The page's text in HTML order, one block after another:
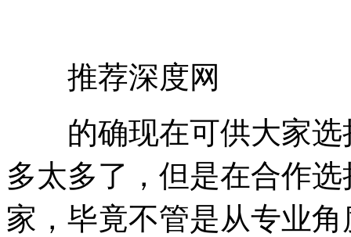
推荐深度网
的确现在可供大家选
多太多了，但是在合作
家，毕竟不管是从专业